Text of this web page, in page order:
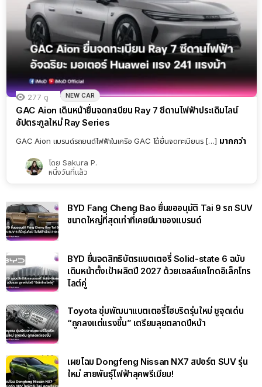
277 ดู NEW CAR
GAC Aion เดินหน้ายื่นจดทะเบียน Ray 7 ซีดานไฟฟ้าประเดิมไลน์
อัปตระกูลใหม่ Ray Series
GAC Aion แบรนด์รถยนต์ไฟฟ้าในเครือ GAC ได้ยื่นจดทะเบียนร […] มากกว่า
โดย Sakura P.
หนึ่งวันที่แล้ว
BYD Fang Cheng Bao ยื่นขออนุมัติ Tai 9 รถ SUV
ขนาดใหญ่ที่สุดเท่าที่เคยมีมาของแบรนด์
BYD ยื่นจดสิทธิบัตรแบตเตอรี่ Solid-state 6 ฉบับ
เดินหน้าตั้งเป้าผลิตปี 2027 ด้วยเซลล์แคโทดอิเล็กโทร
ไลต์คู่
Toyota ซุ่มพัฒนาแบตเตอรี่ไฮบริดรุ่นใหม่ ชูจุดเด่น
“ถูกลงแต่แรงขึ้น” เตรียมลุยตลาดปีหน้า
เผยโฉม Dongfeng Nissan NX7 สปอร์ต SUV รุ่น
ใหม่ สายพันธุ์ไฟฟ้าลุคพรีเมียม!